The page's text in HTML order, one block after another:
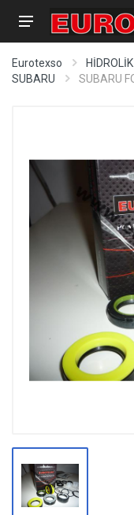
Eurotexso
SUBARU
SUBARU